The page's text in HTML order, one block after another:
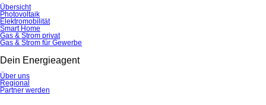
Übersicht
Photovoltaik
Elektromobilität
Smart Home
Gas & Strom privat
Gas & Strom für Gewerbe
Dein Energieagent
Über uns
Regional
Partner werden